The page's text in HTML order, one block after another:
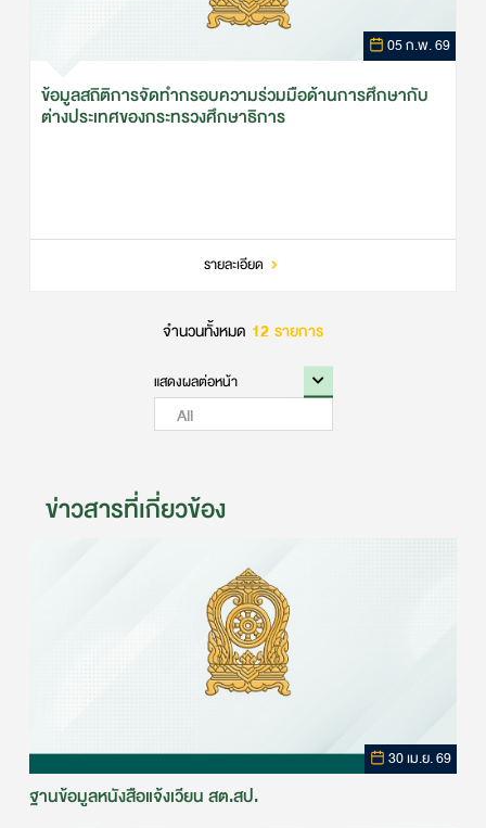
05 ก.พ. 69
ข้อมูลสถิติการจัดทำกรอบความร่วมมือด้านการศึกษากับ
ต่างประเทศของกระทรวงศึกษาธิการ
รายละเอียด
จำนวนทั้งหมด 12 รายการ
ข่าวสารที่เกี่ยวข้อง
30 เม.ย. 69
ฐานข้อมูลหนังสือแจ้งเวียน สต.สป.